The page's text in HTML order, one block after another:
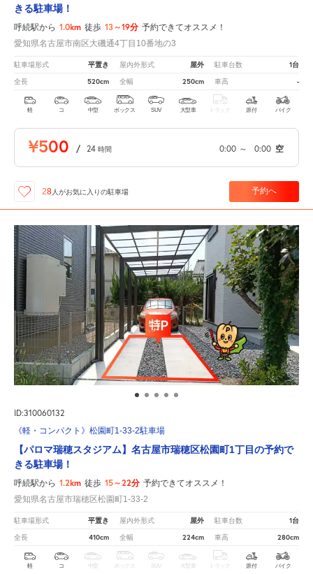
きる駐車場！
呼続駅から 1.0km 徒歩 13～19分 予約できてオススメ！
愛知県名古屋市南区大磯通4丁目10番地の3
駐車場形式 平置き 屋内外形式 屋外 駐車台数 1台
全長 520cm 全幅 250cm 車高 -
軽 コ 中型 ボックス SUV 大型車 トラック 原付 バイク
¥500 / 24 時間 0:00 ～ 0:00 空
28 人がお気に入りの駐車場 予約へ
ID:310060132
《軽・コンパクト》松園町1-33-2駐車場
【パロマ瑞穂スタジアム】名古屋市瑞穂区松園町1丁目の予約で
きる駐車場！
呼続駅から 1.2km 徒歩 15～22分 予約できてオススメ！
愛知県名古屋市瑞穂区松園町1-33-2
駐車場形式 平置き 屋内外形式 屋外 駐車台数 1台
全長 410cm 全幅 224cm 車高 280cm
軽 コ 中型 ボックス SUV 大型車 トラック 原付 バイク